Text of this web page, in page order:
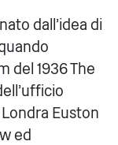
dall'idea di
del 1936 The
Euston
ed